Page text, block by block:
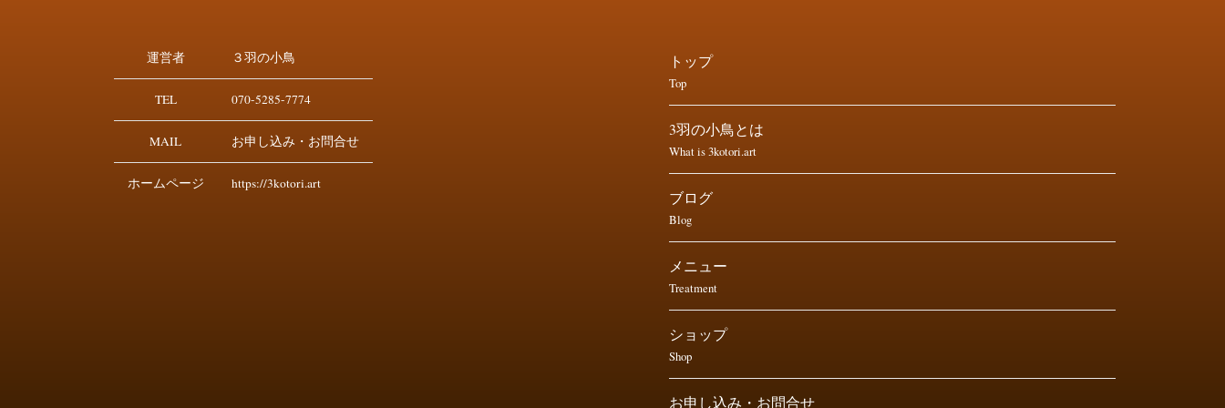
運営者 ３羽の小鳥
TEL 070-5285-7774
MAIL お申し込み・お問合せ
ホームページ https://3kotori.art
トップ
Top
3羽の小鳥とは
What is 3kotori.art
ブログ
Blog
メニュー
Treatment
ショップ
Shop
お申し込み・お問合せ